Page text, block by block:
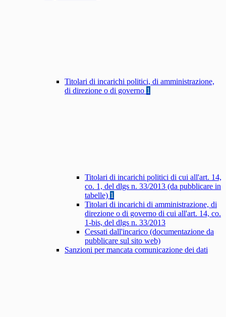
Titolari di incarichi politici, di amministrazione,
di direzione o di governo 1
Titolari di incarichi politici di cui all'art. 14,
co. 1, del dlgs n. 33/2013 (da pubblicare in
tabelle) 1
Titolari di incarichi di amministrazione, di
direzione o di governo di cui all'art. 14, co.
1-bis, del dlgs n. 33/2013
Cessati dall'incarico (documentazione da
pubblicare sul sito web)
Sanzioni per mancata comunicazione dei dati